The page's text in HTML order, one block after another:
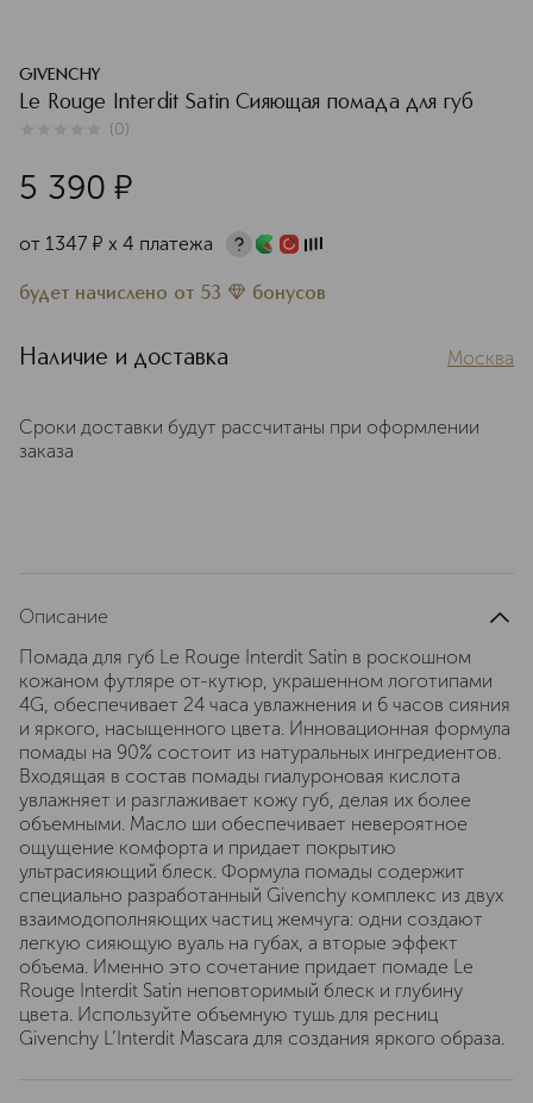
GIVENCHY
Le Rouge Interdit Satin Сияющая помада для губ
(0)
5 390 ¤
от 1347 ¤ х 4 платежа
будет начислено от 53 бонусов
Наличие и доставка Москва
Сроки доставки будут рассчитаны при оформлении
заказа
Описание
Помада для губ Le Rouge Interdit Satin в роскошном
кожаном футляре от-кутюр, украшенном логотипами
4G, обеспечивает 24 часа увлажнения и 6 часов сияния
и яркого, насыщенного цвета. Инновационная формула
помады на 90% состоит из натуральных ингредиентов.
Входящая в состав помады гиалуроновая кислота
увлажняет и разглаживает кожу губ, делая их более
объемными. Масло ши обеспечивает невероятное
ощущение комфорта и придает покрытию
ультрасияющий блеск. Формула помады содержит
специально разработанный Givenchy комплекс из двух
взаимодополняющих частиц жемчуга: одни создают
легкую сияющую вуаль на губах, а вторые эффект
объема. Именно это сочетание придает помаде Le
Rouge Interdit Satin неповторимый блеск и глубину
цвета. Используйте объемную тушь для ресниц
Givenchy L’Interdit Mascara для создания яркого образа.